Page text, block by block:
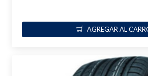
AGREGAR AL